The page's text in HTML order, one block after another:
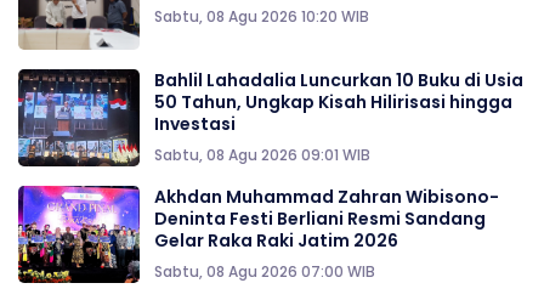
Sabtu, 08 Agu 2026 10:20 WIB
Bahlil Lahadalia Luncurkan 10 Buku di Usia
50 Tahun, Ungkap Kisah Hilirisasi hingga
Investasi
Sabtu, 08 Agu 2026 09:01 WIB
Akhdan Muhammad Zahran Wibisono-
Deninta Festi Berliani Resmi Sandang
Gelar Raka Raki Jatim 2026
Sabtu, 08 Agu 2026 07:00 WIB